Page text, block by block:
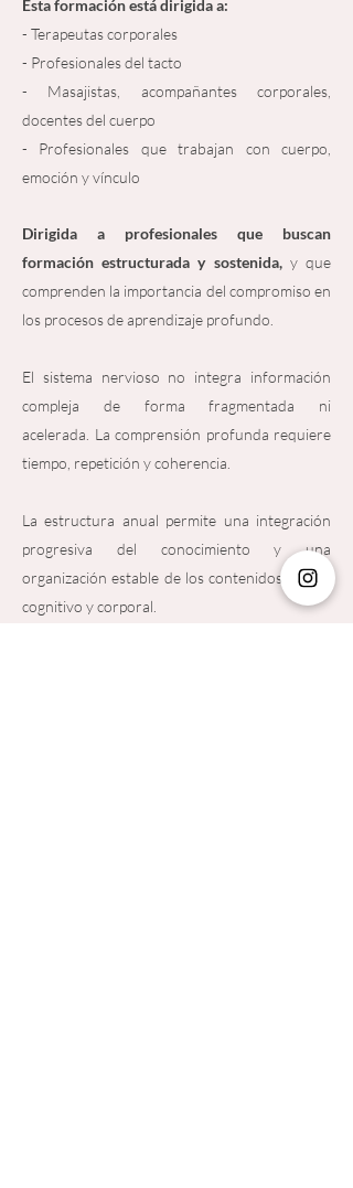
​Esta formación está dirigida a:
- Terapeutas corporales
- Profesionales del tacto
- Masajistas, acompañantes corporales,
docentes del cuerpo
- Profesionales que trabajan con cuerpo,
emoción y vínculo
Dirigida a profesionales que buscan
formación estructurada y sostenida,y que
comprenden la importancia del compromiso en
los procesos de aprendizaje profundo.
El sistema nervioso no integra información
compleja de forma fragmentada ni
acelerada. La comprensión profunda requiere
tiempo, repetición y coherencia.
La estructura anual permite una integración
progresiva del conocimiento y una
organización estable de los contenidos a nivel
cognitivo y corporal.